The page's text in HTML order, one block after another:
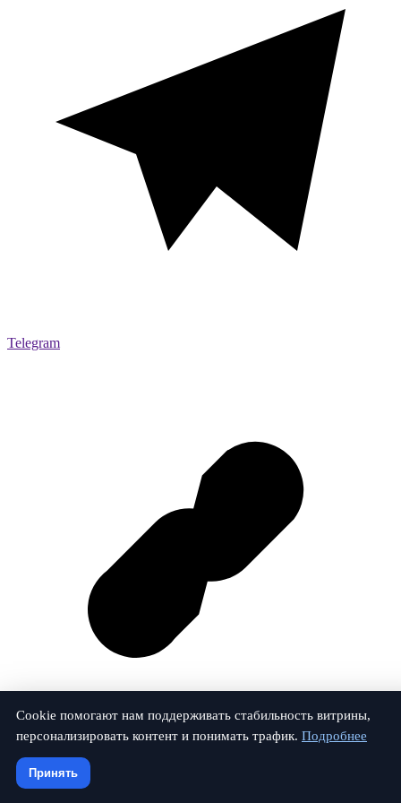
Telegram
© 2026 Залог-Проверка. Все права защищены.
Cookie помогают нам поддерживать стабильность витрины,
персонализировать контент и понимать трафик. Подробнее
Принять